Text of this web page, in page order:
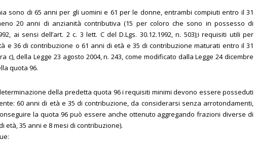
sono di 65 anni per gli uomini e 61 per le donne, entrambi compiuti entro il 31
20 anni di anzianità contributiva (15 per coloro che sono in possesso di
ai sensi dell’art. 2 c. 3 lett. C del D.Lgs. 30.12.1992, n. 503);i requisiti utili per
e 36 di contribuzione o 61 anni di età e 35 di contribuzione maturati entro il 31
c), della Legge 23 agosto 2004, n. 243, come modificato dalla Legge 24 dicembre
quota 96.
della predetta quota 96 i requisiti minimi devono essere posseduti
60 anni di età e 35 di contribuzione, da considerarsi senza arrotondamenti,
la quota 96 può essere anche ottenuto aggregando frazioni diverse di
età, 35 anni e 8 mesi di contribuzione).